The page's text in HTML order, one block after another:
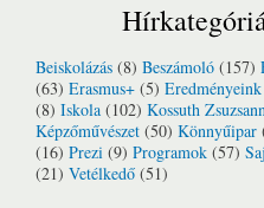
Beiskolázás (8) Beszámoló (157)
(63) Erasmus+ (5) Eredményeink
(8) Iskola (102) Kossuth
Képzőművészet (50) Könnyűipar
(16) Prezi (9) Programok (57)
(21) Vetélkedő (51)